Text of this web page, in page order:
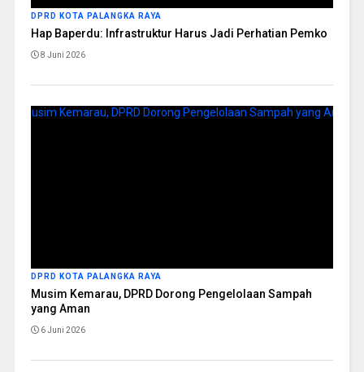
DPRD KOTA PALANGKA RAYA
Hap Baperdu: Infrastruktur Harus Jadi Perhatian Pemko
8 Juni 2026
DPRD KOTA PALANGKA RAYA
Musim Kemarau, DPRD Dorong Pengelolaan Sampah
yang Aman
6 Juni 2026